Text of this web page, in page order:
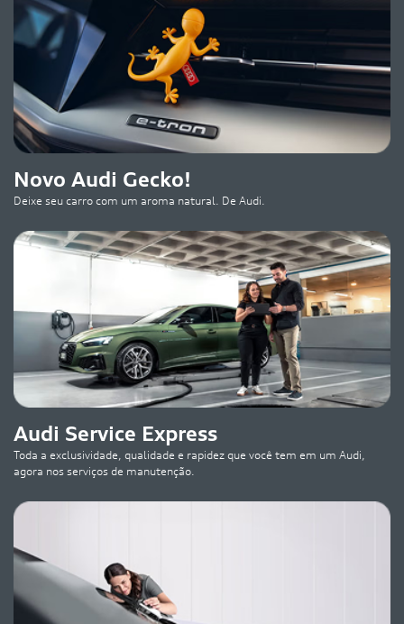
Novo Audi Gecko!
Deixe seu carro com um aroma natural. De Audi.
Audi Service Express
Toda a exclusividade, qualidade e rapidez que você tem em um Audi,
agora nos serviços de manutenção.